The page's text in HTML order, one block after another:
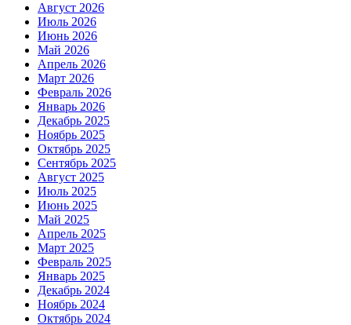
Август 2026
Июль 2026
Июнь 2026
Май 2026
Апрель 2026
Март 2026
Февраль 2026
Январь 2026
Декабрь 2025
Ноябрь 2025
Октябрь 2025
Сентябрь 2025
Август 2025
Июль 2025
Июнь 2025
Май 2025
Апрель 2025
Март 2025
Февраль 2025
Январь 2025
Декабрь 2024
Ноябрь 2024
Октябрь 2024